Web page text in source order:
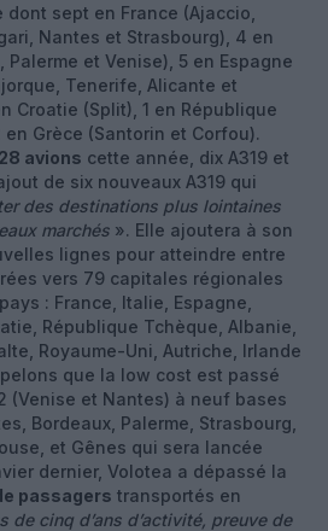
dont sept en France (Ajaccio,
Nantes et Strasbourg), 4 en
et Venise), 5 en Espagne
Tenerife, Alicante et
Croatie (Split), 1 en République
Grèce (Santorin et Corfou).
28 avions cette année, dix A319 et
de six nouveaux A319 qui
des destinations plus lointaines
marchés ». Elle ajoutera à son
lignes pour atteindre entre
vers 79 capitales régionales
: France, Italie, Espagne,
République Tchèque, Albanie,
Royaume-Uni, Autriche, Irlande
que la low cost est passé
(Venise et Nantes) à neuf bases
Bordeaux, Palerme, Strasbourg,
et Gênes qui sera lancée
dernier, Volotea a dépassé la
passagers transportés en
de cinq d’ans d’activité, preuve de